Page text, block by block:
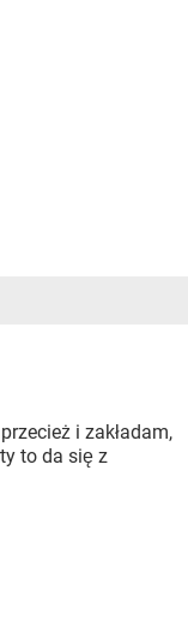
i zakładam,
to da się z